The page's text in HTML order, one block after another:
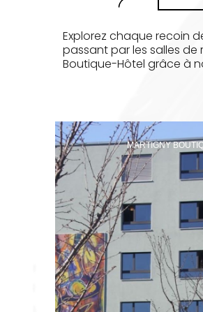
Explorez chaque recoin
passant par les salles de
Boutique-Hôtel grâce à
MARTIGNY